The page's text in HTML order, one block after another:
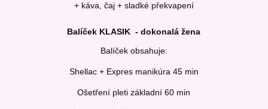
+ káva, čaj + sladké překvapení
Balíček KLASIK - dokonalá žena
Balíček obsahuje:
Shellac + Expres manikúra 45 min
Ošetření pleti základní 60 min